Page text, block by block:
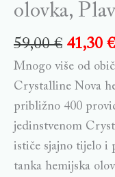
olovka,
59,00€ 41,30 €
Mnogo više od
Crystalline Nova
približno 400
jedinstvenom
ističe sjajno tijelo i
tanka hemijska